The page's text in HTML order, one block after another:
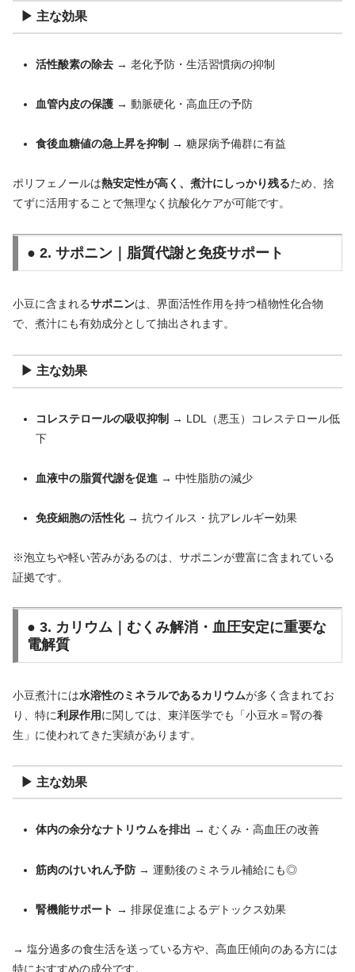
▶ 主な効果
活性酸素の除去→ 老化予防・生活習慣病の抑制
血管内皮の保護→ 動脈硬化・高血圧の予防
食後血糖値の急上昇を抑制 → 糖尿病予備群に有益
ポリフェノールは熱安定性が高く、煮汁にしっかり残るため、捨
てずに活用することで無理なく抗酸化ケアが可能です。
● 2. サポニン｜脂質代謝と免疫サポート
小豆に含まれるサポニンは、界面活性作用を持つ植物性化合物
で、煮汁にも有効成分として抽出されます。
▶ 主な効果
コレステロールの吸収抑制 → LDL（悪玉）コレステロール低
下
血液中の脂質代謝を促進→ 中性脂肪の減少
免疫細胞の活性化→ 抗ウイルス・抗アレルギー効果
※泡立ちや軽い苦みがあるのは、サポニンが豊富に含まれている
証拠です。
● 3. カリウム｜むくみ解消・血圧安定に重要な
電解質
小豆煮汁には水溶性のミネラルであるカリウムが多く含まれてお
り、特に利尿作用に関しては、東洋医学でも「小豆水＝腎の養
生」に使われてきた実績があります。
▶ 主な効果
体内の余分なナトリウムを排出 → むくみ・高血圧の改善
筋肉のけいれん予防→ 運動後のミネラル補給にも◎
腎機能サポート → 排尿促進によるデトックス効果
→ 塩分過多の食生活を送っている方や、高血圧傾向のある方には
特におすすめの成分です。